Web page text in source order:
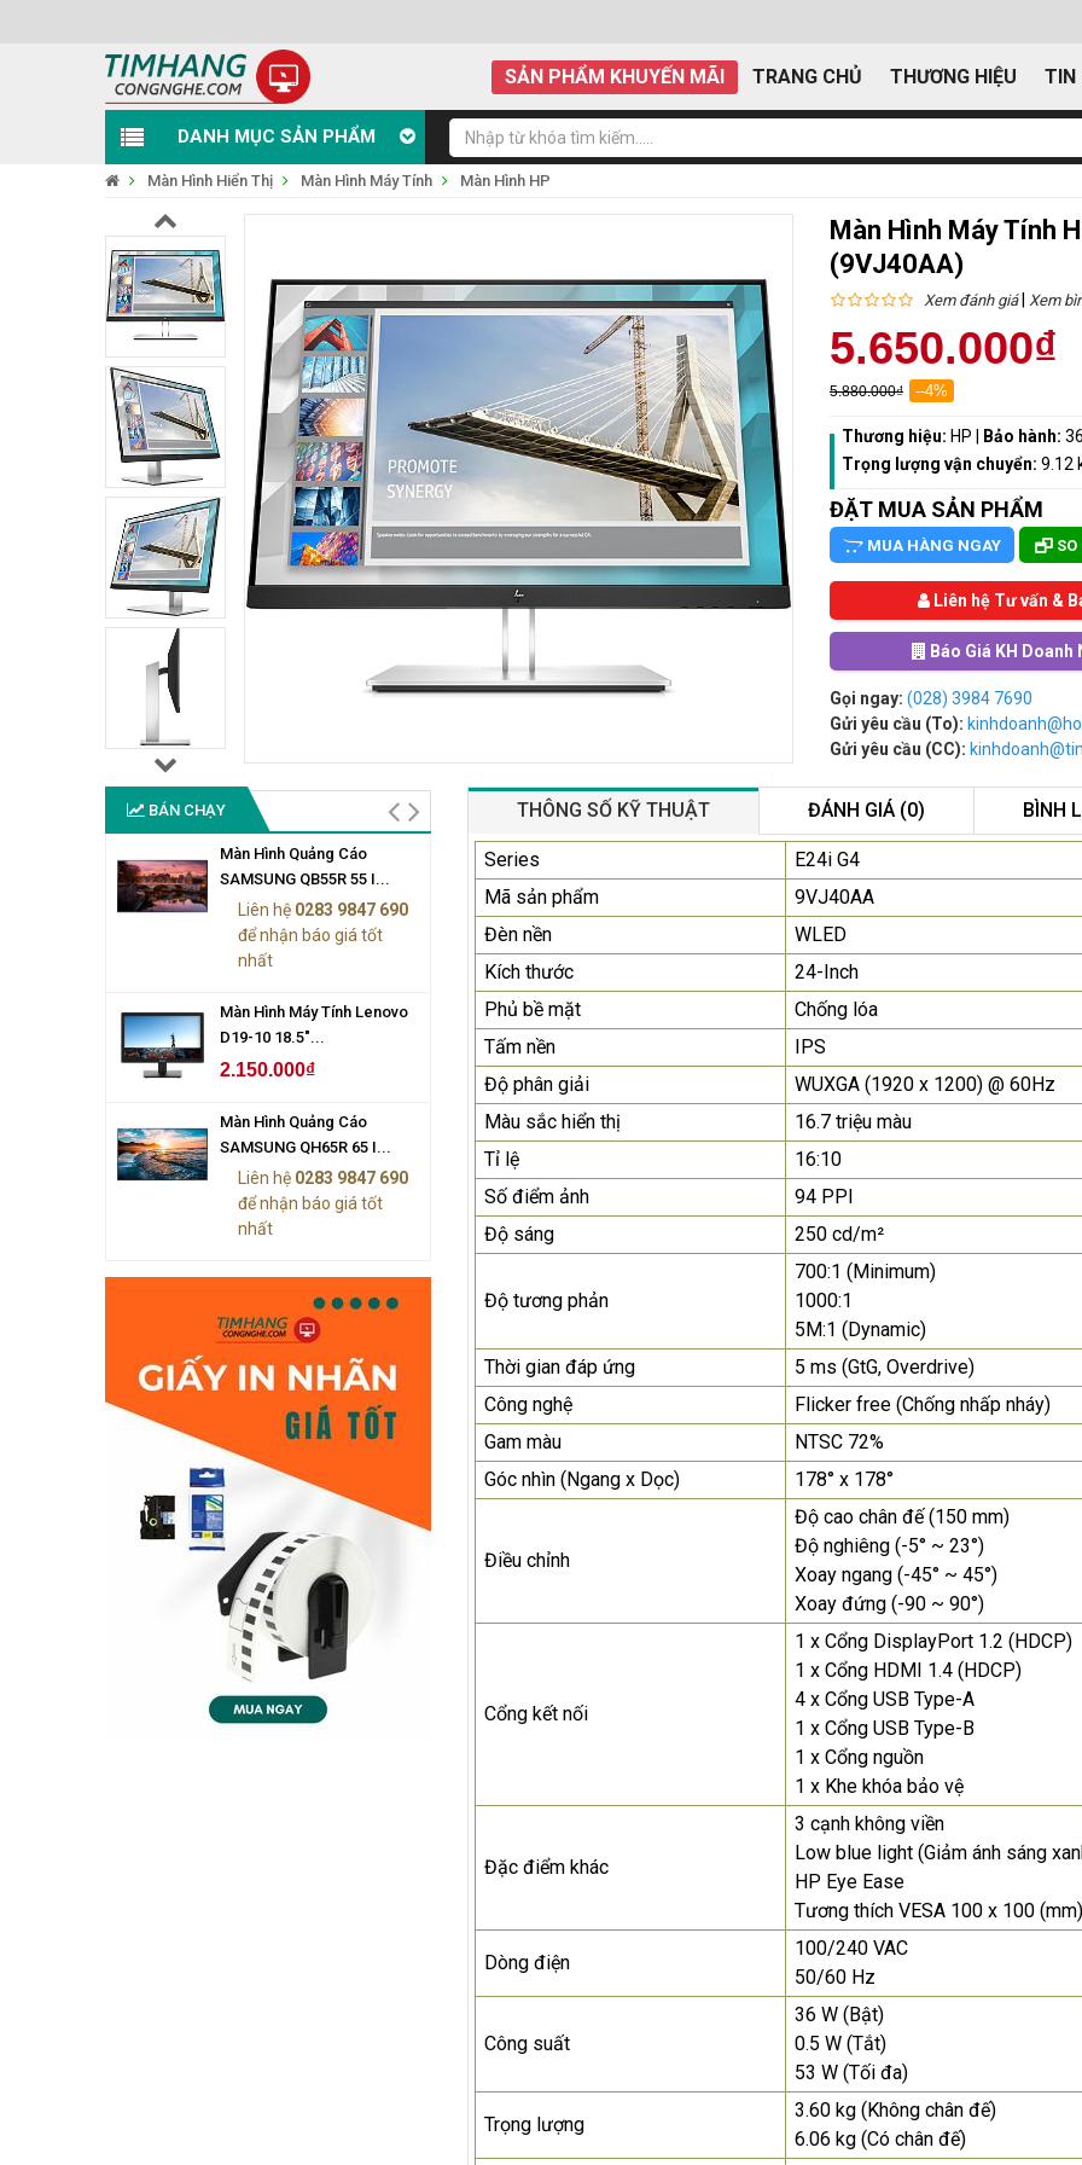
SẢN PHẨM KHUYẾN MÃI TRANG CHỦ THƯƠNG HIỆU TIN
DANH MỤC SẢN PHẨM
Màn Hình Hiển Thị Màn Hình Máy Tính Màn Hình HP
Màn Hình Máy Tính
(9VJ40AA)
Xem đánh giá| Xem
5.650.000₫
5.880.000₫ --4%
Thương hiệu: HP Bảo hành:
Trọng lượng vận chuyển: 9.12
ĐẶT MUA SẢN PHẨM
MUA HÀNG NGAY SO
Liên hệ Tư vấn &
Báo Giá KH Doanh
Gọi ngay: (028) 3984 7690
Gửi yêu cầu (To):
Gửi yêu cầu (CC):
BÁN CHẠY
Màn Hình Quảng Cáo
SAMSUNG QB55R 55 I...
Liên hệ 0283 9847 690
để nhận báo giá tốt
nhất
Màn Hình Máy Tính Lenovo
D19-10 18.5"...
2.150.000₫
Màn Hình Quảng Cáo
SAMSUNG QH65R 65 I...
Liên hệ 0283 9847 690
để nhận báo giá tốt
nhất
SAMSUNG QB55R 55 I...
nhất
Màn Hình Máy Tính Lenovo
2.150.000₫
Màn Hình Quảng Cáo
SAMSUNG QH65R 65 I...
Liên hệ0283 9847 690
THÔNG SỐ KỸ THUẬT ĐÁNH GIÁ (0) BÌNH
Series
E24i G4
Mã sản phẩm
9VJ40AA
Đèn nền
WLED
Kích thước
24-Inch
Phủ bề mặt
Chống lóa
Tấm nền
IPS
Độ phân giải
WUXGA (1920 x 1200) @ 60Hz
Màu sắc hiển thị
16.7 triệu màu
Tỉ lệ
16:10
Số điểm ảnh
94 PPI
Độ sáng
250 cd/m²
Độ tương phản
700:1 (Minimum)
1000:1
5M:1 (Dynamic)
Thời gian đáp ứng
5 ms (GtG, Overdrive)
Công nghệ
Flicker free (Chống nhấp nháy)
Gam màu
NTSC 72%
Góc nhìn (Ngang x Dọc)
178° x 178°
Điều chỉnh
Độ cao chân đế (150 mm)
Độ nghiêng (-5° ~ 23°)
Xoay ngang (-45° ~ 45°)
Xoay đứng (-90 ~ 90°)
Cổng kết nối
1 x Cổng DisplayPort 1.2 (HDCP)
1 x Cổng HDMI 1.4 (HDCP)
4 x Cổng USB Type-A
1 x Cổng USB Type-B
1 x Cổng nguồn
1 x Khe khóa bảo vệ
Đặc điểm khác
3 cạnh không viền
Low blue light (Giảm ánh sáng
HP Eye Ease
Tương thích VESA 100 x 100 (mm)
Dòng điện
100/240 VAC
50/60 Hz
Công suất
36 W (Bật)
0.5 W (Tắt)
53 W (Tối đa)
Trọng lượng
3.60 kg (Không chân đế)
6.06 kg (Có chân đế)